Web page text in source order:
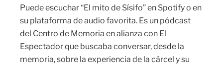
Puede escuchar “El mito de Sísifo” en Spotify o en
su plataforma de audio favorita. Es un pódcast
del Centro de Memoria en alianza con El
Espectador que buscaba conversar, desde la
memoria, sobre la experiencia de la cárcel y su